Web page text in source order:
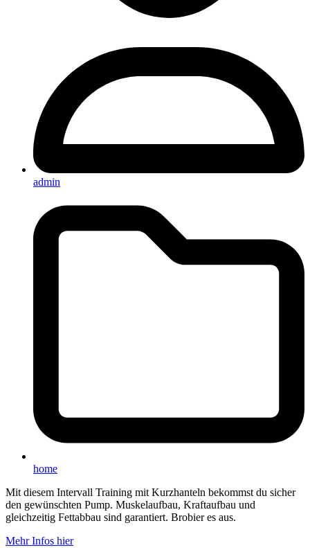
admin
home
Mit diesem Intervall Training mit Kurzhanteln bekommst du sicher
den gewünschten Pump. Muskelaufbau, Kraftaufbau und
gleichzeitig Fettabbau sind garantiert. Brobier es aus.
Mehr Infos hier